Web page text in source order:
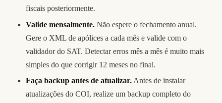
fiscais posteriormente.
Valide mensalmente. Não espere o fechamento anual.
Gere o XML de apólices a cada mês e valide com o
validador do SAT. Detectar erros mês a mês é muito mais
simples do que corrigir 12 meses no final.
Faça backup antes de atualizar. Antes de instalar
atualizações do COI, realize um backup completo do